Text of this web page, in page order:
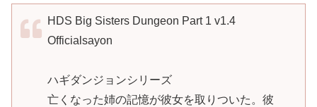
HDS Big Sisters Dungeon Part 1 v1.4
Officialsayon
ハギダンジョンシリーズ
亡くなった姉の記憶が彼女を取りついた。彼